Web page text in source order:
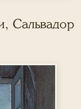
Сальвадор